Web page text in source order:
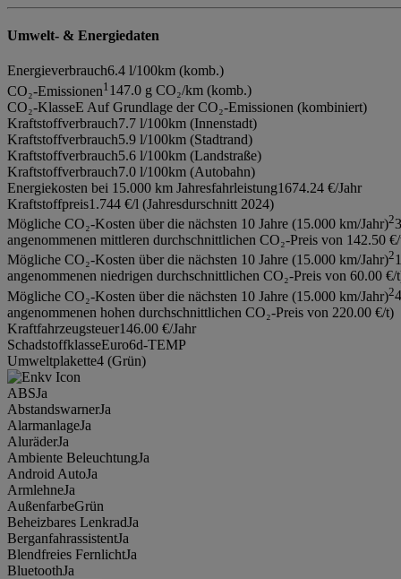
Umwelt- & Energiedaten
Energieverbrauch6.4 l/100km (komb.)
CO₂-Emissionen1 147.0 g CO₂/km (komb.)
CO₂-KlasseE Auf Grundlage der CO₂-Emissionen (kombiniert)
Kraftstoffverbrauch7.7 l/100km (Innenstadt)
Kraftstoffverbrauch5.9 l/100km (Stadtrand)
Kraftstoffverbrauch5.6 l/100km (Landstraße)
Kraftstoffverbrauch7.0 l/100km (Autobahn)
Energiekosten bei 15.000 km Jahresfahrleistung1674.24 €/Jahr
Kraftstoffpreis1.744 €/l (Jahresdurschnitt 2024)
Mögliche CO₂-Kosten über die nächsten 10 Jahre (15.000 km/Jahr)2
angenommenen mittleren durchschnittlichen CO₂-Preis von 142.50
Mögliche CO₂-Kosten über die nächsten 10 Jahre (15.000 km/Jahr)2
angenommenen niedrigen durchschnittlichen CO₂-Preis von 60.00 €/
Mögliche CO₂-Kosten über die nächsten 10 Jahre (15.000 km/Jahr)2
angenommenen hohen durchschnittlichen CO₂-Preis von 220.00 €/t)
Kraftfahrzeugsteuer146.00 €/Jahr
SchadstoffklasseEuro6d-TEMP
Umweltplakette4 (Grün)
ABSJa
AbstandswarnerJa
AlarmanlageJa
AluräderJa
Ambiente BeleuchtungJa
Android AutoJa
ArmlehneJa
AußenfarbeGrün
Beheizbares LenkradJa
BerganfahrassistentJa
Blendfreies FernlichtJa
BluetoothJa